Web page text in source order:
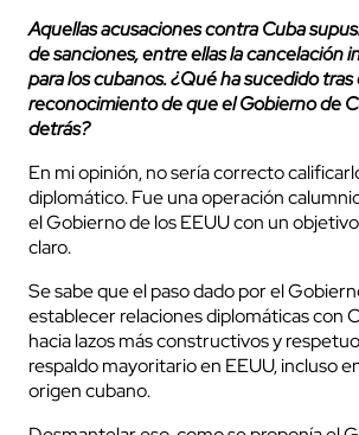
Aquellas acusaciones contra Cuba
de sanciones, entre ellas la cancelación
para los cubanos. ¿Qué ha sucedido tras
reconocimiento de que el Gobierno de
detrás?
En mi opinión, no sería correcto
diplomático. Fue una operación
el Gobierno de los EEUU con un
claro.
Se sabe que el paso dado por el
establecer relaciones diplomáticas con
hacia lazos más constructivos y
respaldo mayoritario en EEUU, incluso
origen cubano.